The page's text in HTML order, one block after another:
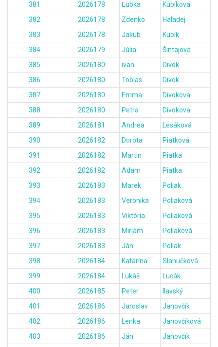
381.
2026178 Ľubka
Kubíková
382.
2026178 Zdenko
Haladej
383.
2026178 Jakub
Kubík
384.
2026179 Júlia
Šintajová
385.
2026180 ivan
Divok
386.
2026180 Tobias
Divok
387.
2026180 Emma
Divokova
388.
2026180 Petra
Divokova
389.
2026181 Andrea
Lesáková
390.
2026182 Dorota
Piatková
391.
2026182 Martin
Piatka
392.
2026182 Adam
Piatka
393.
2026183 Marek
Poliak
394.
2026183 Veronika
Poliaková
395.
2026183 Viktória
Poliaková
396.
2026183 Miriam
Poliaková
397.
2026183 Ján
Poliak
398.
2026184 Katarína
Slahučková
399.
2026184 Lukáš
Lucák
400.
2026185 Peter
Ilavský
401.
2026186 Jaroslav
Janovčík
402.
2026186 Lenka
Janovčíková
403.
2026186 Ján
Janovčík